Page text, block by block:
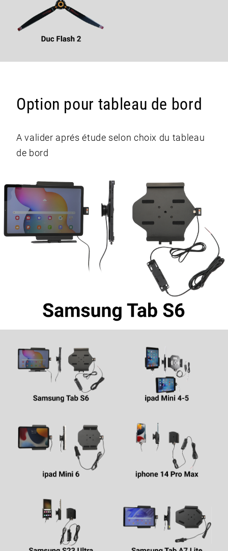
Option pour tableau de bord
A valider aprés étude selon choix du tableau
de bord